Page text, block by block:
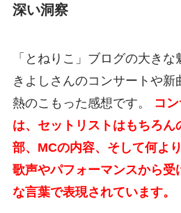
深い洞察
「とねりこ」ブログの大きな
きよしさんのコンサートや新
熱のこもった感想です。
コ
は、セットリストはもちろん
部、MCの内容、そして何よ
歌声やパフォーマンスから受
な言葉で表現されています。